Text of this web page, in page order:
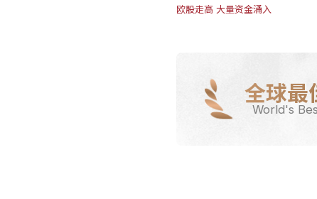
欧股走高 大量资金涌入
全球最
World's